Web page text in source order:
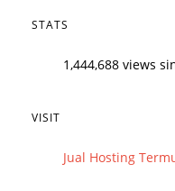
STATS
1,444,688 views
VISIT
Jual Hosting